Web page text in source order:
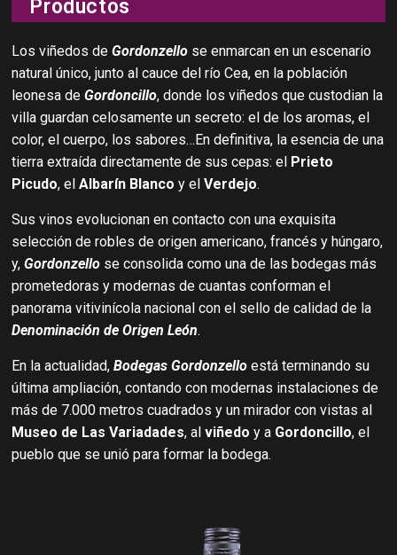
Productos
Los viñedos deGordonzello se enmarcan en un escenario
natural único, junto al cauce del río Cea, en la población
leonesa deGordoncillo, donde los viñedos que custodian la
villa guardan celosamente un secreto: el de los aromas, el
color, el cuerpo, los sabores…En definitiva, la esencia de una
tierra extraída directamente de sus cepas: el Prieto
Picudo, elAlbarín Blanco y elVerdejo.
Sus vinos evolucionan en contacto con una exquisita
selección de robles de origen americano, francés y húngaro,
y,Gordonzello se consolida como una de las bodegas más
prometedoras y modernas de cuantas conforman el
panorama vitivinícola nacional con el sello de calidad de la
Denominación de Origen León.
En la actualidad,Bodegas Gordonzello está terminando su
última ampliación, contando con modernas instalaciones de
más de 7.000 metros cuadrados y un mirador con vistas al
Museo de Las Variadades, alviñedo y a Gordoncillo, el
pueblo que se unió para formar la bodega.